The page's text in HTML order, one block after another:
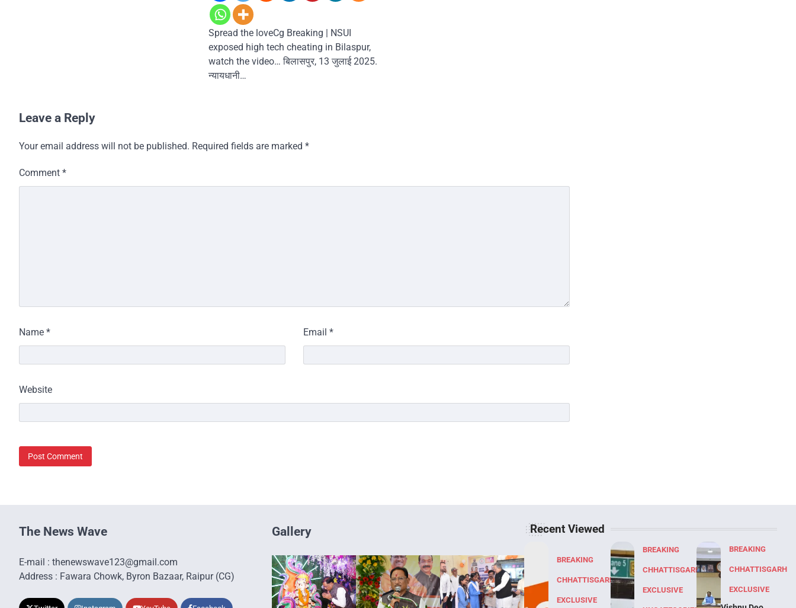
Spread the loveCg Breaking | NSUI
exposed high tech cheating in Bilaspur,
watch the video… बिलासपुर, 13 जुलाई 2025.
न्यायधानी…
Leave a Reply
Your email address will not be published. Required fields are marked *
Comment *
Name * Email *
Website
The News Wave
E-mail : thenewswave123@gmail.com
Address : Fawara Chowk, Byron Bazaar, Raipur (CG)
Gallery Recent Viewed
BREAKING
CHHATTISGARH
EXCLUSIVE
BREAKING
CHHATTISGARH
EXCLUSIVE
BREAKING
CHHATTISGARH
EXCLUSIVE